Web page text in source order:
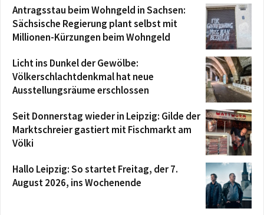
Antragsstau beim Wohngeld in Sachsen:
Sächsische Regierung plant selbst mit
Millionen-Kürzungen beim Wohngeld
Licht ins Dunkel der Gewölbe:
Völkerschlachtdenkmal hat neue
Ausstellungsräume erschlossen
Seit Donnerstag wieder in Leipzig: Gilde der
Marktschreier gastiert mit Fischmarkt am
Völki
Hallo Leipzig: So startet Freitag, der 7.
August 2026, ins Wochenende